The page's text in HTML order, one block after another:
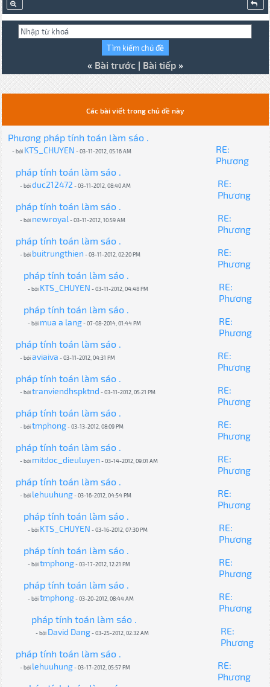
« Bài trước| Bài tiếp»
Các bài viết trong chủ đề này
Phương pháp tính toán làm sáo .
- bởi KTS_CHUYEN - 03-11-2012, 05:16 AM
RE:
Phương
pháp tính toán làm sáo .
- bởiduc212472 - 03-11-2012, 08:40 AM
RE:
Phương
pháp tính toán làm sáo .
- bởi newroyal- 03-11-2012, 10:59 AM
RE:
Phương
pháp tính toán làm sáo .
- bởi buitrungthien - 03-11-2012, 02:20 PM
RE:
Phương
pháp tính toán làm sáo .
- bởi KTS_CHUYEN - 03-11-2012, 04:48 PM
RE:
Phương
pháp tính toán làm sáo .
- bởi mua a lang- 07-08-2014, 01:44 PM
RE:
Phương
pháp tính toán làm sáo .
- bởiaviaiva - 03-11-2012, 04:31 PM
RE:
Phương
pháp tính toán làm sáo .
- bởitranviendhspktnd - 03-11-2012, 05:21 PM
RE:
Phương
pháp tính toán làm sáo .
- bởitmphong- 03-13-2012, 08:09 PM
RE:
Phương
pháp tính toán làm sáo .
- bởi mitdoc_dieuluyen - 03-14-2012, 09:01 AM
RE:
Phương
pháp tính toán làm sáo .
- bởi lehuuhung- 03-16-2012, 04:54 PM
RE:
Phương
pháp tính toán làm sáo .
- bởi KTS_CHUYEN - 03-16-2012, 07:30 PM
RE:
Phương
pháp tính toán làm sáo .
- bởitmphong- 03-17-2012, 12:21 PM
RE:
Phương
pháp tính toán làm sáo .
- bởitmphong- 03-20-2012, 08:44 AM
RE:
Phương
pháp tính toán làm sáo .
- bởi David Dang- 03-25-2012, 02:32 AM
RE:
Phương
pháp tính toán làm sáo .
- bởi lehuuhung- 03-17-2012, 05:57 PM
RE:
Phương